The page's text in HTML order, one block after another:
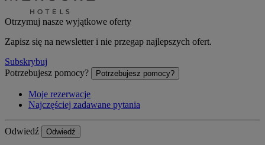
Otrzymuj nasze wyjątkowe oferty
Zapisz się na newsletter i nie przegap najlepszych ofert.
Subskrybuj
Potrzebujesz pomocy?
Potrzebujesz pomocy?
Moje rezerwacje
Najczęściej zadawane pytania
Odwiedź Odwiedź